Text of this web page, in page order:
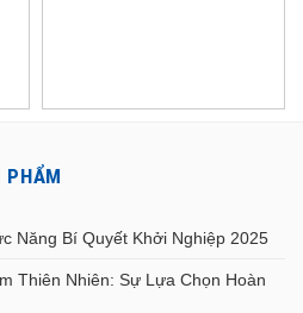
Năng Bí Quyết Khởi Nghiệp 2025
Thiên Nhiên: Sự Lựa Chọn Hoàn